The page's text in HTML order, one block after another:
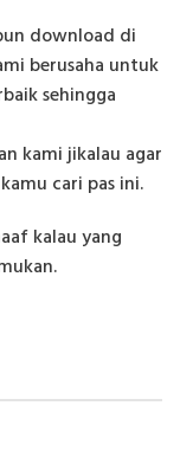
download di
berusaha untuk
sehingga
kami jikalau agar
cari pas ini.
kalau yang